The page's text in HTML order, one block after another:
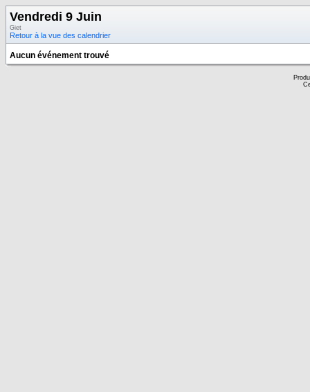
Vendredi 9 Juin
Giet
Retour à la vue des calendrier
Aucun événement trouvé